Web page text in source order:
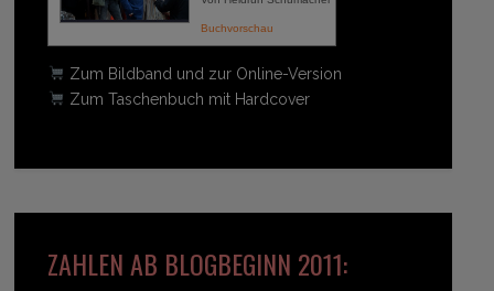
Buchvorschau
Zum Bildband und zur Online-Version
Zum Taschenbuch mit Hardcover
ZAHLEN AB BLOGBEGINN 2011: